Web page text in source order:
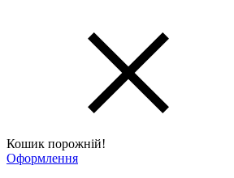
Кошик порожній!
Оформлення